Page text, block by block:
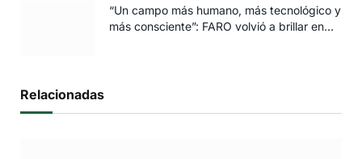
“Un campo más humano, más tecnológico y
más consciente”: FARO volvió a brillar en
Relacionadas